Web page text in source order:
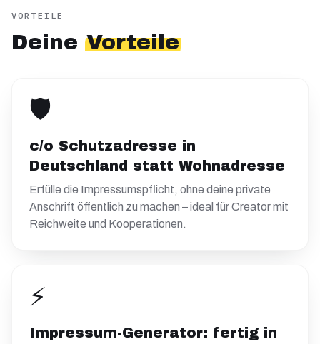
VORTEILE
Deine Vorteile
🛡️
c/o Schutzadresse in
Deutschland statt Wohnadresse
Erfülle die Impressumspflicht, ohne deine private
Anschrift öffentlich zu machen – ideal für Creator mit
Reichweite und Kooperationen.
⚡
Impressum-Generator: fertig in